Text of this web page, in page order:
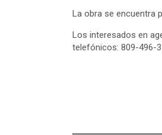
La obra se encuentra
Los interesados en
telefónicos: 809-496-